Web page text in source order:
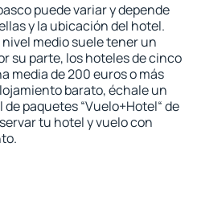
puede variar y depende
y la ubicación del hotel.
medio suele tener un
su parte, los hoteles de cinco
media de 200 euros o más
barato, échale un
paquetes “Vuelo+Hotel“ de
tu hotel y vuelo con